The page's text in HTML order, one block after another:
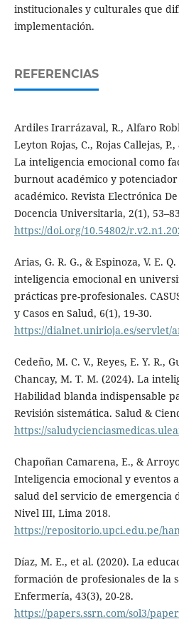
institucionales y culturales que
implementación.
REFERENCIAS
Ardiles Irarrázaval, R., Alfaro
Leyton Rojas, C., Rojas Callejas,
La inteligencia emocional como
burnout académico y
académico. Revista Electrónica
Docencia Universitaria, 2(1),
https://doi.org/10.54802/
Arias, G. R. G., & Espinoza, V. E.
inteligencia emocional en
prácticas pre-profesionales.
y Casos en Salud, 6(1), 19-30.
https://dialnet.unirioja.es/servlet/
Cedeño, M. C. V., Reyes, E. Y. R.,
Chancay, M. T. M. (2024). La
Habilidad blanda indispensable
Revisión sistemática. Salud &
https://
Chapoñan Camarena, E., &
Inteligencia emocional y eventos
salud del servicio de emergencia
Nivel III, Lima 2018.
https://repositorio.upci.edu.pe/
Díaz, M. E., et al. (2020). La
formación de profesionales de la
Enfermería, 43(3), 20-28.
https://papers.ssrn.com/sol3/